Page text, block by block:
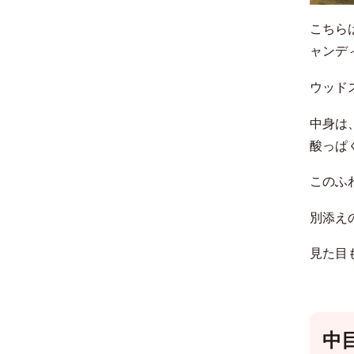
こちら
ャンデ
ウッド
中身は
酸っぱ
このふ
別添え
見た目
中